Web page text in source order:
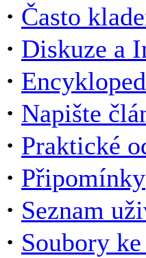
· Často
· Diskuze a
·
· Napište
· Praktické
· Připomínky
· Seznam
· Soubory